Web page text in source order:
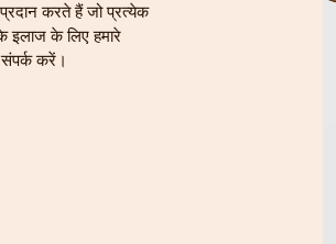
करते हैं जो प्रत्येक
इलाज के लिए हमारे
करें।